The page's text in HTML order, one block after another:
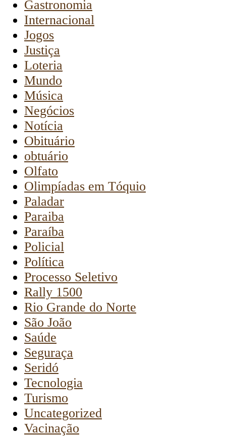
Gastronomia
Internacional
Jogos
Justiça
Loteria
Mundo
Música
Negócios
Notícia
Obituário
obtuário
Olfato
Olimpíadas em Tóquio
Paladar
Paraiba
Paraíba
Policial
Política
Processo Seletivo
Rally 1500
Rio Grande do Norte
São João
Saúde
Seguraça
Seridó
Tecnologia
Turismo
Uncategorized
Vacinação